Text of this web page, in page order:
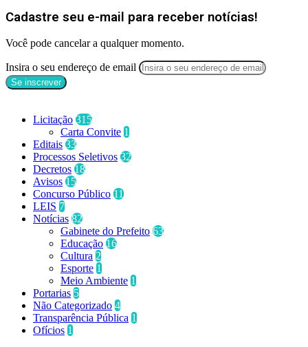
Cadastre seu e-mail para receber notícias!
Você pode cancelar a qualquer momento.
Insira o seu endereço de email
Licitação 315
Carta Convite 1
Editais 33
Processos Seletivos 32
Decretos 18
Avisos 15
Concurso Público 11
LEIS 7
Notícias 82
Gabinete do Prefeito 63
Educação 16
Cultura 2
Esporte 1
Meio Ambiente 1
Portarias 5
Não Categorizado 4
Transparência Pública 1
Ofícios 1